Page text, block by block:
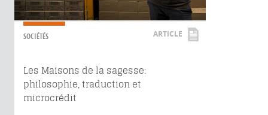
SOCIÉTÉS ARTICLE
Les Maisons de la sagesse:
philosophie, traduction et
microcrédit